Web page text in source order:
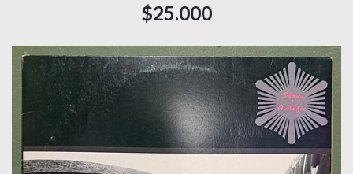
$25.000